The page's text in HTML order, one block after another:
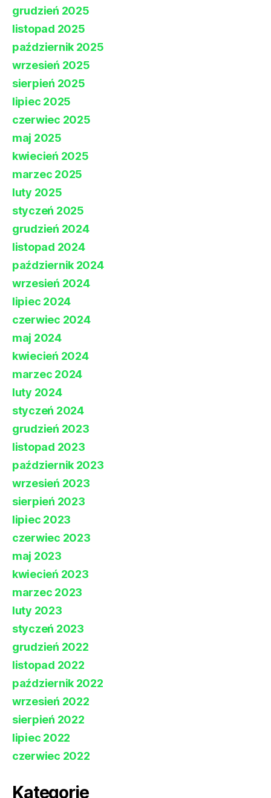
grudzień 2025
listopad 2025
październik 2025
wrzesień 2025
sierpień 2025
lipiec 2025
czerwiec 2025
maj 2025
kwiecień 2025
marzec 2025
luty 2025
styczeń 2025
grudzień 2024
listopad 2024
październik 2024
wrzesień 2024
lipiec 2024
czerwiec 2024
maj 2024
kwiecień 2024
marzec 2024
luty 2024
styczeń 2024
grudzień 2023
listopad 2023
październik 2023
wrzesień 2023
sierpień 2023
lipiec 2023
czerwiec 2023
maj 2023
kwiecień 2023
marzec 2023
luty 2023
styczeń 2023
grudzień 2022
listopad 2022
październik 2022
wrzesień 2022
sierpień 2022
lipiec 2022
czerwiec 2022
Kategorie